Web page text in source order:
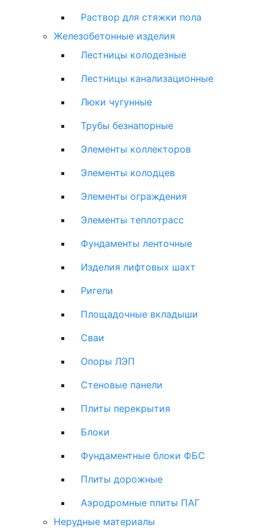
Раствор для стяжки пола
Железобетонные изделия
Лестницы колодезные
Лестницы канализационные
Люки чугунные
Трубы безнапорные
Элементы коллекторов
Элементы колодцев
Элементы ограждения
Элементы теплотрасс
Фундаменты ленточные
Изделия лифтовых шахт
Ригели
Площадочные вкладыши
Сваи
Опоры ЛЭП
Стеновые панели
Плиты перекрытия
Блоки
Фундаментные блоки ФБС
Плиты дорожные
Аэродромные плиты ПАГ
Нерудные материалы